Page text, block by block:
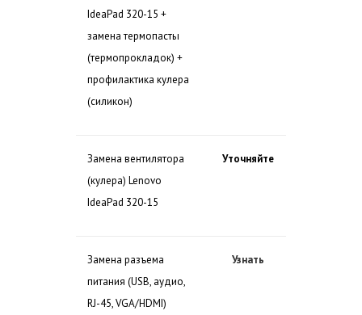
IdeaPad 320-15 +
замена термопасты
(термопрокладок) +
профилактика кулера
(силикон)
Замена вентилятора
(кулера) Lenovo
IdeaPad 320-15
Уточняйте
Замена разъема
питания (USB, аудио,
RJ-45, VGA/HDMI)
Узнать